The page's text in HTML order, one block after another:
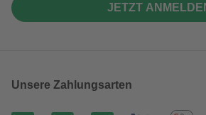
JETZT
Unsere Zahlungsarten